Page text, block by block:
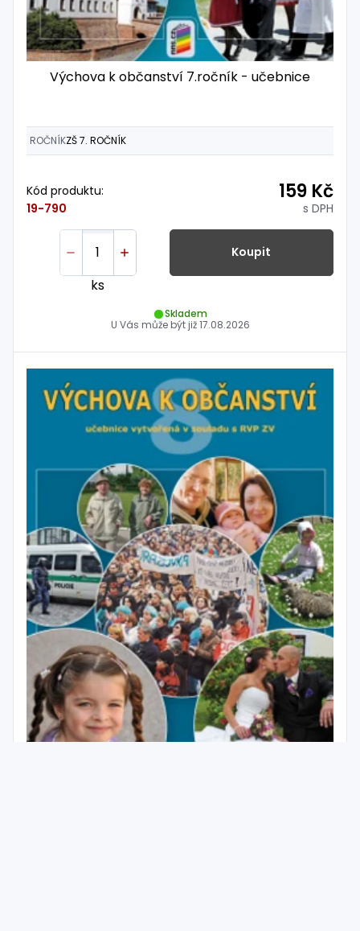
Výchova k občanství 7.ročník - učebnice
ROČNÍKZŠ 7. ROČNÍK
Kód produktu:
19-790
159 Kč
s DPH
ks
Koupit
Skladem
U Vás může být již17.08.2026